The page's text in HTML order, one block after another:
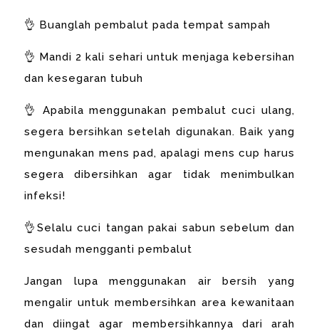
👌 Buanglah pembalut pada tempat sampah
👌 Mandi 2 kali sehari untuk menjaga kebersihan
dan kesegaran tubuh
👌 Apabila menggunakan pembalut cuci ulang,
segera bersihkan setelah digunakan. Baik yang
mengunakan mens pad, apalagi mens cup harus
segera dibersihkan agar tidak menimbulkan
infeksi!
👌Selalu cuci tangan pakai sabun sebelum dan
sesudah mengganti pembalut
Jangan lupa menggunakan air bersih yang
mengalir untuk membersihkan area kewanitaan
dan diingat agar membersihkannya dari arah